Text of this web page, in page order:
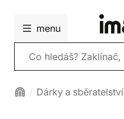
menu
Vyhledávání
Dárky a sběratelství